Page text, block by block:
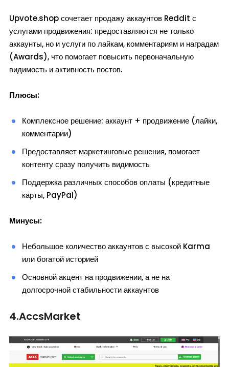
Upvote.shop сочетает продажу аккаунтов Reddit с
услугами продвижения: предоставляются не только
аккаунты, но и услуги по лайкам, комментариям и наградам
(Awards), что помогает повысить первоначальную
видимость и активность постов.
Плюсы:
Комплексное решение: аккаунт + продвижение (лайки,
комментарии)
Предоставляет маркетинговые решения, помогает
контенту сразу получить видимость
Поддержка различных способов оплаты (кредитные
карты, PayPal)
Минусы:
Небольшое количество аккаунтов с высокой Karma
или богатой историей
Основной акцент на продвижении, а не на
долгосрочной стабильности аккаунтов
4.AccsMarket